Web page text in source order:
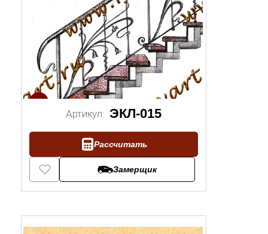
Артикул: ЭКЛ-015
Рассчитать
Замерщик